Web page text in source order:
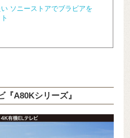
ソニーストアでブラビアを
『A80Kシリーズ』